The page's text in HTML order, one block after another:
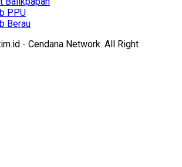
PPU
Berau
- Cendana Network. All Right